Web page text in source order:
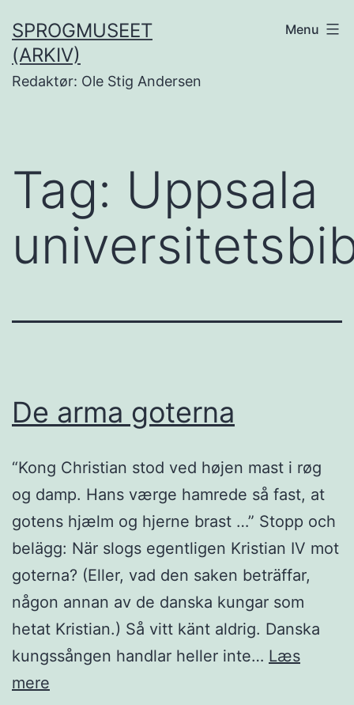
til
indhold
SPROGMUSEET
(ARKIV)
Redaktør: Ole Stig Andersen
Menu
Tag: Uppsala
De arma goterna
“Kong Christian stod ved højen mast i røg
og damp. Hans værge hamrede så fast, at
gotens hjælm og hjerne brast …” Stopp och
belägg: När slogs egentligen Kristian IV mot
goterna? (Eller, vad den saken beträffar,
någon annan av de danska kungar som
hetat Kristian.) Så vitt känt aldrig. Danska
kungssången handlar heller inte… Læs
mere